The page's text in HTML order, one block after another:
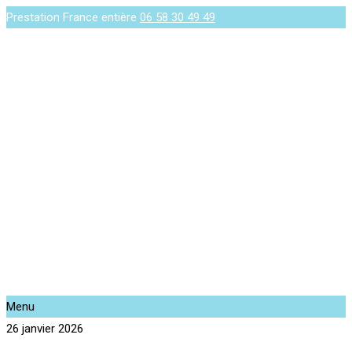
Prestation France entière 06 58 30 49 49
Menu
26 janvier 2026